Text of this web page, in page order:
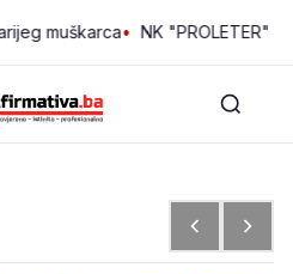
• NK "PROLETER"